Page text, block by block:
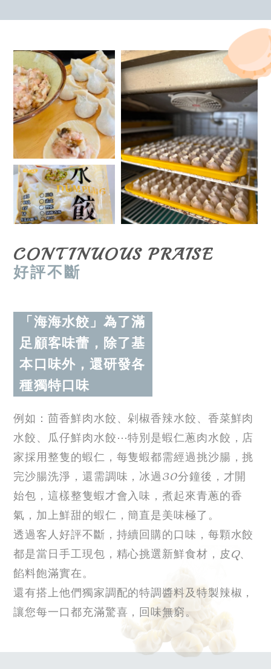
CONTINUOUS PRAISE
好評不斷
「海海水餃」為了滿
足顧客味蕾，除了基
本口味外，還研發各
種獨特口味
例如：茴香鮮肉水餃、剁椒香辣水餃、香菜鮮肉
水餃、瓜仔鮮肉水餃⋯特別是蝦仁蔥肉水餃，店
家採用整隻的蝦仁，每隻蝦都需經過挑沙腸，挑
完沙腸洗淨，還需調味，冰過30分鐘後，才開
始包，這樣整隻蝦才會入味，煮起來青蔥的香
氣，加上鮮甜的蝦仁，簡直是美味極了。
透過客人好評不斷，持續回購的口味，每顆水餃
都是當日手工現包，精心挑選新鮮食材，皮Q、
餡料飽滿實在。
還有搭上他們獨家調配的特調醬料及特製辣椒，
讓您每一口都充滿驚喜，回味無窮。